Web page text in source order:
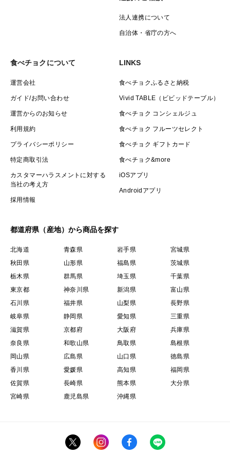
法人連携について
自治体・省庁の方へ
食べチョクについて
運営会社
ガイド/お問い合わせ
運営からのお知らせ
利用規約
プライバシーポリシー
特定商取引法
カスタマーハラスメントに対する
当社の考え方
採用情報
LINKS
食べチョクふるさと納税
Vivid TABLE（ビビッドテーブル）
食べチョク コンシェルジュ
食べチョク フルーツセレクト
食べチョク ギフトカード
食べチョク&more
iOSアプリ
Androidアプリ
都道府県（産地）から商品を探す
北海道 青森県 岩手県
宮城県
秋田県
山形県 福島県
茨城県
栃木県
群馬県 埼玉県
千葉県
東京都
神奈川県 新潟県
富山県
石川県
福井県 山梨県
長野県
岐阜県
静岡県 愛知県
三重県
滋賀県
京都府 大阪府
兵庫県
奈良県
和歌山県 鳥取県
島根県
岡山県
広島県 山口県
徳島県
香川県
愛媛県 高知県
福岡県
佐賀県
長崎県 熊本県
大分県
宮崎県
鹿児島県 沖縄県